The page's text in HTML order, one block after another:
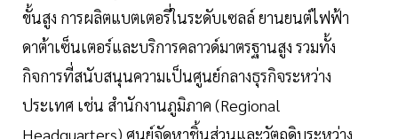
ขั้นสูง การผลิตแบตเตอรี่ในระดับเซลล์ ยานยนต์ไฟฟ้า
ดาต้าเซ็นเตอร์และบริการคลาวด์มาตรฐานสูง รวมทั้ง
กิจการที่สนับสนุนความเป็นศูนย์กลางธุรกิจระหว่าง
ประเทศ เช่น สำนักงานภูมิภาค (Regional
Headquarters) ศูนย์จัดหาชิ้นส่วนและวัตถุดิบระหว่าง